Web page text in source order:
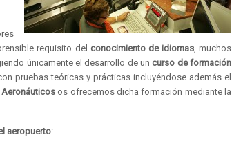
requisito del conocimiento de idiomas, muchos
únicamente el desarrollo de un curso de formación
pruebas teóricas y prácticas incluyéndose además el
os ofrecemos dicha formación mediante la
aeropuerto: